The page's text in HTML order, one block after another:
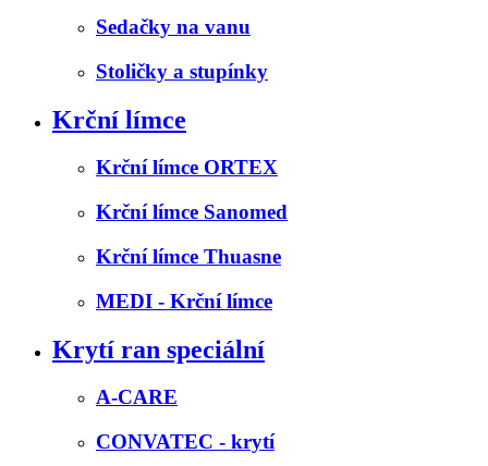
Sedačky na vanu
Stoličky a stupínky
Krční límce
Krční límce ORTEX
Krční límce Sanomed
Krční límce Thuasne
MEDI - Krční límce
Krytí ran speciální
A-CARE
CONVATEC - krytí